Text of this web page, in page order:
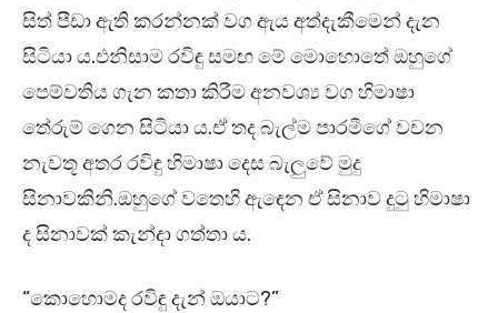
සිත් පීඩා ඇති කරන්නක් වග ඇය අත්දැකීමෙන් දැන
සිටියා ය.එනිසාම රවිඳු සමඟ මේ මොහොතේ ඔහුගේ
පෙම්වතිය ගැන කතා කිරීම අනවශ්‍ය වග හිමාෂා
තේරුම් ගෙන සිටියා ය.ඒ තද බැල්ම පාරමීගේ වචන
නැවතූ අතර රවිඳු හිමාෂා දෙස බැලුවේ මුදු
සිනාවකිනි.ඔහුගේ වතෙහි ඇඳෙන ඒ සිනාව දුටු හිමාෂා
ද සිනාවක් කැන්දා ගත්තා ය.
“කොහොමද රවිඳු දැන් ඔයාට?”